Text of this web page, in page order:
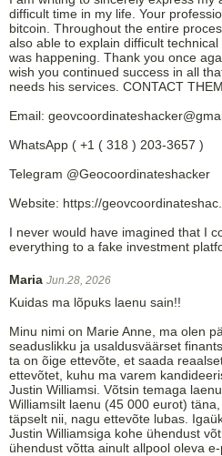
difficult time in my life. Your
bitcoin. Throughout the entire
also able to explain difficult
was happening. Thank you once
wish you continued success in all
needs his services. CONTACT
Email:
WhatsApp ( +1 ( 318 ) 203-3657 )
Telegram @Geocoordinateshacker
Website: https://
I never would have imagined that I
everything to a fake investment
Maria Jun.28, 2026
Kuidas ma lõpuks laenu sain!!
Minu nimi on Marie Anne, ma olen
seaduslikku ja usaldusväärset
ta on õige ettevõte, et saada
ettevõtet, kuhu ma varem
Justin Williamsi. Võtsin temaga
Williamsilt laenu (45 000 eurot)
täpselt nii, nagu ettevõte lubas.
Justin Williamsiga kohe ühendust
ühendust võtta ainult allpool oleva